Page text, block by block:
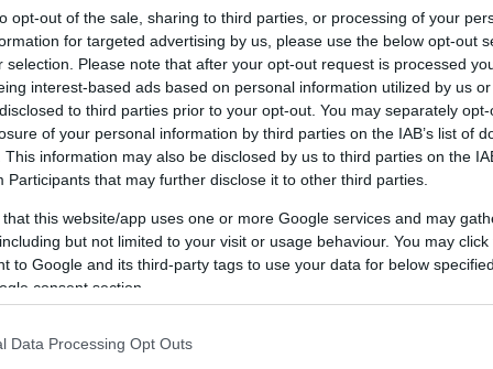
opt-out of the sale, sharing to third parties, or processing of your
for targeted advertising by us, please use the below opt-out
selection. Please note that after your opt-out request is processed
interest-based ads based on personal information utilized by us
to third parties prior to your opt-out. You may separately
of your personal information by third parties on the IAB’s list of
This information may also be disclosed by us to third parties on the
Participants that may further disclose it to other third parties.
that this website/app uses one or more Google services and may
but not limited to your visit or usage behaviour. You may
to Google and its third-party tags to use your data for below
consent section.
Data Processing Opt Outs
)
hogy egyén kiegyensúlyozottabb,
elégedettebb életet éljen, jobban kezelje a
stresszt és konfliktusokat, hatékonyabban
kommunikáljon másokkal, és pozitívan
hatással legyen környezetére.
A személyiségfejlesztés fontossága
A személyiségfejlesztés alapvető
jelentőséggel bír, mivel közvetlenül
befolyásolja az egyén önképét, önbizalmát,
kapcsolatait és szakmai teljesítményét. A
fejlesztési folyamat révén az egyén képessé
válik arra, hogy jobban megértse saját magát
és másokat, ami lehetővé teszi számára,
hogy tudatosabban alakítsa életét és